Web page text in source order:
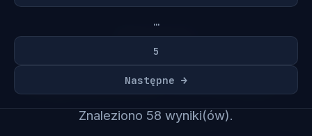
Wyszukiwarka
Wyniki dla:„kolekcje”
Znaleziono 58 wyniki(ów).
…
5
Następne →